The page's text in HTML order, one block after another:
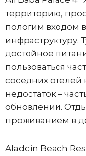
территорию,
пологим входом
инфраструктуру.
достойное
пользоваться
соседних отелей
недостаток –
обновлении.
проживанием в
Aladdin Beach